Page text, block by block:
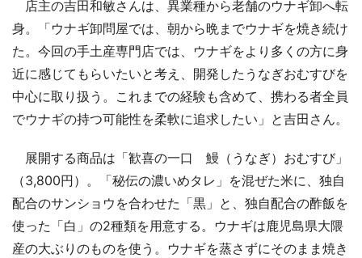
店主の吉田和敏さんは、異業種から老舗のウナギ卸へ転
身。「ウナギ卸問屋では、朝から晩までウナギを焼き続け
た。今回の手土産専門店では、ウナギをより多くの方に身
近に感じてもらいたいと考え、開発したうなぎおむすびを
中心に取り扱う。これまでの経験も含めて、携わる者全員
でウナギの持つ可能性を柔軟に追求したい」と吉田さん。
展開する商品は「歓喜の一口 鰻（うなぎ）おむすび」
（3,800円）。「秘伝の濃いめタレ」を混ぜた米に、独自
配合のサンショウを合わせた「黒」と、独自配合の酢飯を
使った「白」の2種類を用意する。ウナギは鹿児島県大隈
産の大ぶりのものを使う。ウナギを蒸さずにそのまま焼き